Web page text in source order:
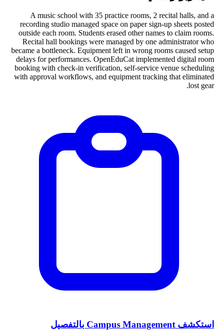
A music school with 35 practice rooms, 2 recital halls, and a
recording studio managed space on paper sign-up sheets posted
outside each room. Students erased other names to claim rooms.
Recital hall bookings were managed by one administrator who
became a bottleneck. Equipment left in wrong rooms caused setup
delays for performances. OpenEduCat implemented digital room
booking with check-in verification, self-service venue scheduling
with approval workflows, and equipment tracking that eliminated
lost gear.
استكشف Campus Management بالتفصيل